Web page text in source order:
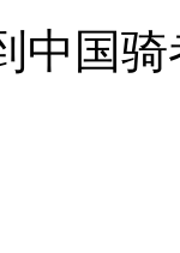
中国